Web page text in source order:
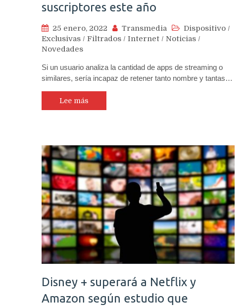
suscriptores este año
25 enero, 2022 Transmedia Dispositivo /
Exclusivas / Filtrados / Internet / Noticias /
Novedades
Si un usuario analiza la cantidad de apps de streaming o
similares, sería incapaz de retener tanto nombre y tantas…
Lee más
Disney + superará a Netflix y
Amazon según estudio que